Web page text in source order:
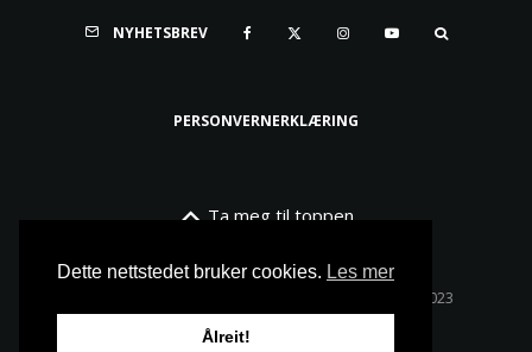
NYHETSBREV
PERSONVERNERKLÆRING
Ta meg til toppen
Alle rettigheter reservert • Copyright © Natt & Dag 2023
Dette nettstedet bruker cookies. Les mer
Ålreit!